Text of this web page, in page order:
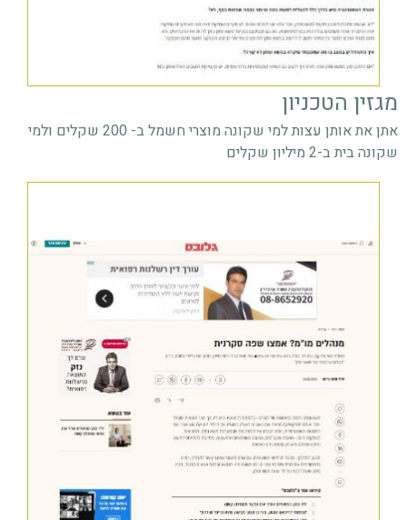
מגזין הטכניון
אתן את אותן עצות למי שקונה מוצרי חשמל ב- 200 שקלים ולמי
שקונה בית ב-2 מיליון שקלים